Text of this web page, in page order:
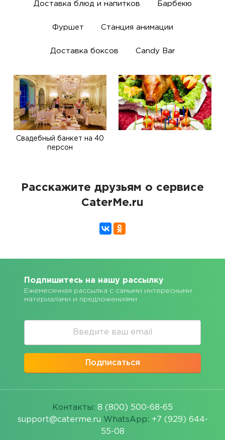
Доставка блюд и напитков Барбекю
Фуршет Станция анимации
Доставка боксов Candy Bar
Свадебный банкет на 40
персон
Расскажите друзьям о сервисе
CaterMe.ru
Подпишитесь на нашу рассылку
Ежемесячная рассылка с самыми интересными
материалами и предложениями
Подписаться
Контакты: 8 (800) 500-68-65
support@caterme.ru WhatsApp: +7 (929) 644-
55-08